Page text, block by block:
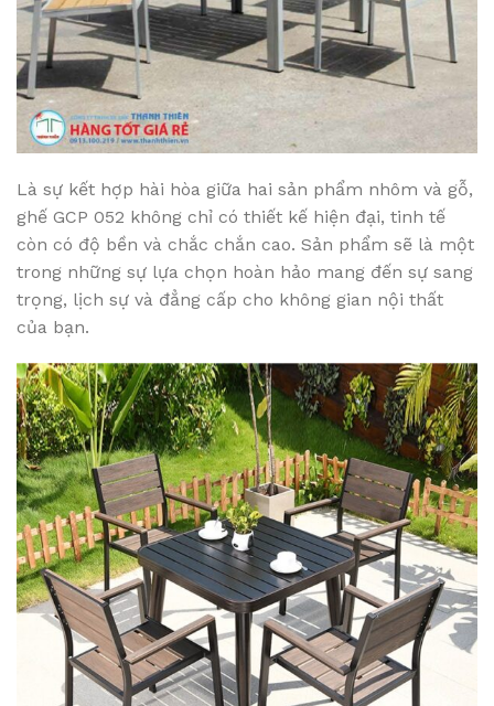
Là sự kết hợp hài hòa giữa hai sản phẩm nhôm và gỗ,
ghế GCP 052 không chỉ có thiết kế hiện đại, tinh tế
còn có độ bền và chắc chắn cao. Sản phẩm sẽ là một
trong những sự lựa chọn hoàn hảo mang đến sự sang
trọng, lịch sự và đẳng cấp cho không gian nội thất
của bạn.